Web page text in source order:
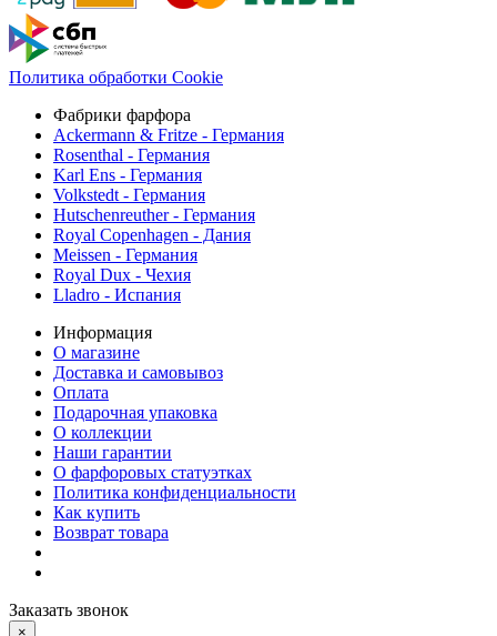
Политика обработки Cookie
Фабрики фарфора
Ackermann & Fritze - Германия
Rosenthal - Германия
Karl Ens - Германия
Volkstedt - Германия
Hutschenreuther - Германия
Royal Copenhagen - Дания
Meissen - Германия
Royal Dux - Чехия
Lladro - Испания
Информация
О магазине
Доставка и самовывоз
Оплата
Подарочная упаковка
О коллекции
Наши гарантии
О фарфоровых статуэтках
Политика конфиденциальности
Как купить
Возврат товара
Заказать звонок
×